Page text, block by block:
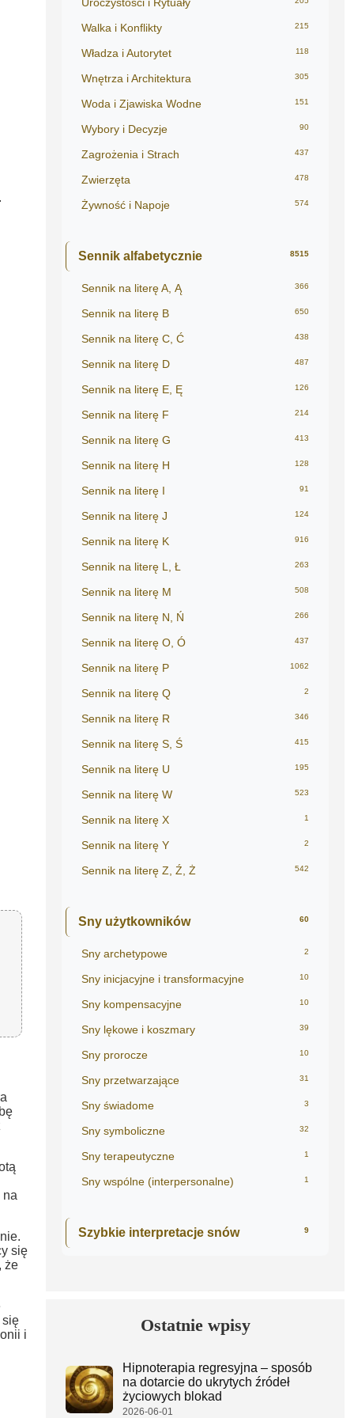
na
się
że
się
i
Walka i Konflikty 215
Władza i Autorytet 118
Wnętrza i Architektura 305
Woda i Zjawiska Wodne 151
Wybory i Decyzje 90
Zagrożenia i Strach 437
Zwierzęta 478
Żywność i Napoje 574
Sennik alfabetycznie 8515
Sennik na literę A, Ą 366
Sennik na literę B 650
Sennik na literę C, Ć 438
Sennik na literę D 487
Sennik na literę E, Ę 126
Sennik na literę F 214
Sennik na literę G 413
Sennik na literę H 128
Sennik na literę I 91
Sennik na literę J 124
Sennik na literę K 916
Sennik na literę L, Ł 263
Sennik na literę M 508
Sennik na literę N, Ń 266
Sennik na literę O, Ó 437
Sennik na literę P 1062
Sennik na literę Q 2
Sennik na literę R 346
Sennik na literę S, Ś 415
Sennik na literę U 195
Sennik na literę W 523
Sennik na literę X 1
Sennik na literę Y 2
Sennik na literę Z, Ź, Ż 542
Sny użytkowników 60
Sny archetypowe 2
Sny inicjacyjne i transformacyjne 10
Sny kompensacyjne 10
Sny lękowe i koszmary 39
Sny prorocze 10
Sny przetwarzające 31
Sny świadome 3
Sny symboliczne 32
Sny terapeutyczne 1
Sny wspólne (interpersonalne) 1
Szybkie interpretacje snów 9
Ostatnie wpisy
Hipnoterapia regresyjna – sposób
na dotarcie do ukrytych źródeł
życiowych blokad
2026-06-01